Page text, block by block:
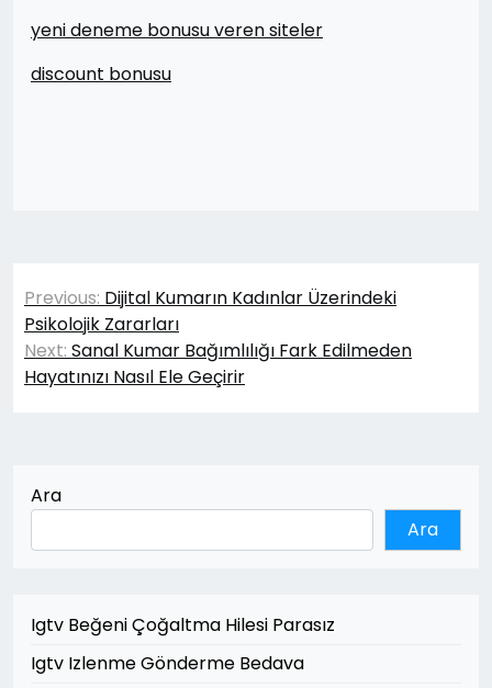
yeni deneme bonusu veren siteler
discount bonusu
Yazı
gezinmesi
Previous: Dijital Kumarın Kadınlar Üzerindeki
Psikolojik Zararları
Next: Sanal Kumar Bağımlılığı Fark Edilmeden
Hayatınızı Nasıl Ele Geçirir
Ara
Ara
Igtv Beğeni Çoğaltma Hilesi Parasız
Igtv Izlenme Gönderme Bedava